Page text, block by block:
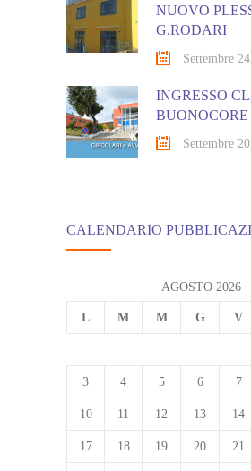
NUOVO
G.RODARI
Settembre
INGRESSO
BUONOCORE
Settembre
CALENDARIO
AGOSTO 2026
L M M G V
3 4 5 6 7
10 11 12 13 14
17 18 19 20 21